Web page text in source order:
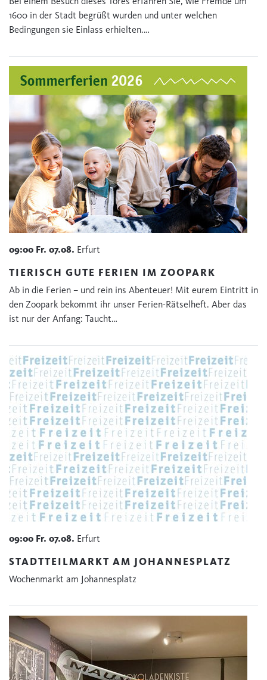
1600 in der Stadt begrüßt wurden und unter welchen
Bedingungen sie Einlass erhielten.…
09:00 Fr. 07.08. Erfurt
TIERISCH GUTE FERIEN IM ZOOPARK
Ab in die Ferien – und rein ins Abenteuer! Mit eurem Eintritt in
den Zoopark bekommt ihr unser Ferien-Rätselheft. Aber das
ist nur der Anfang: Taucht…
09:00 Fr. 07.08. Erfurt
STADTTEILMARKT AM JOHANNESPLATZ
Wochenmarkt am Johannesplatz